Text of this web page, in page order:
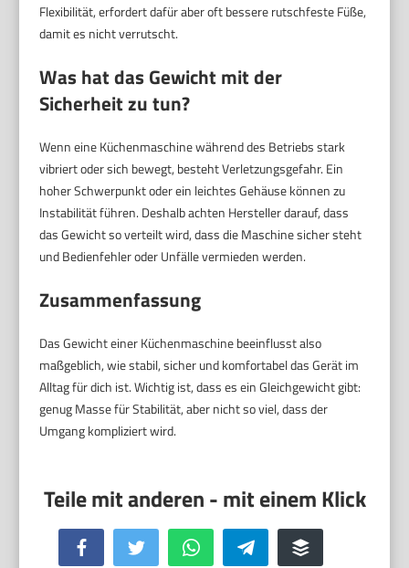
Flexibilität, erfordert dafür aber oft bessere rutschfeste Füße,
damit es nicht verrutscht.
Was hat das Gewicht mit der
Sicherheit zu tun?
Wenn eine Küchenmaschine während des Betriebs stark
vibriert oder sich bewegt, besteht Verletzungsgefahr. Ein
hoher Schwerpunkt oder ein leichtes Gehäuse können zu
Instabilität führen. Deshalb achten Hersteller darauf, dass
das Gewicht so verteilt wird, dass die Maschine sicher steht
und Bedienfehler oder Unfälle vermieden werden.
Zusammenfassung
Das Gewicht einer Küchenmaschine beeinflusst also
maßgeblich, wie stabil, sicher und komfortabel das Gerät im
Alltag für dich ist. Wichtig ist, dass es ein Gleichgewicht gibt:
genug Masse für Stabilität, aber nicht so viel, dass der
Umgang kompliziert wird.
Facebook Twitter WhatsApp Telegram Buffer